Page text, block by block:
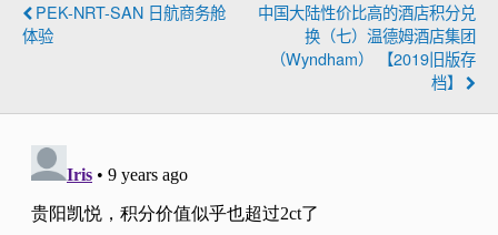
PEK-NRT-SAN 日航商务舱
体验
中国大陆性价比高的酒店积分兑
换（七）温德姆酒店集团
（Wyndham） 【2019旧版存
档】